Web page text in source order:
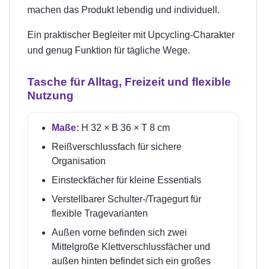
machen das Produkt lebendig und individuell.
Ein praktischer Begleiter mit Upcycling-Charakter
und genug Funktion für tägliche Wege.
Tasche für Alltag, Freizeit und flexible
Nutzung
Maße: H 32 × B 36 × T 8 cm
Reißverschlussfach für sichere
Organisation
Einsteckfächer für kleine Essentials
Verstellbarer Schulter-/Tragegurt für
flexible Tragevarianten
Außen vorne befinden sich zwei
Mittelgroße Klettverschlussfächer und
außen hinten befindet sich ein großes